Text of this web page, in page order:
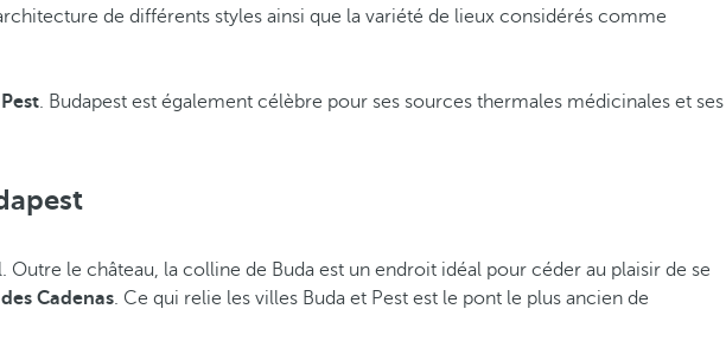
de différents styles ainsi que la variété de lieux considérés comme
. Budapest est également célèbre pour ses sources thermales médicinales et ses
le château, la colline de Buda est un endroit idéal pour céder au plaisir de se
Cadenas. Ce qui relie les villes Buda et Pest est le pont le plus ancien de